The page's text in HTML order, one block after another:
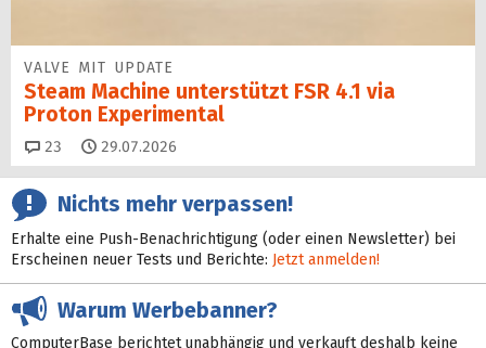
VALVE MIT UPDATE
Steam Machine unterstützt FSR 4.1 via
Proton Experimental
23 Kommentare
29.07.2026
Nichts mehr verpassen!
Erhalte eine Push-Benachrichtigung (oder einen Newsletter) bei
Erscheinen neuer Tests und Berichte: Jetzt anmelden!
Warum Werbebanner?
ComputerBase berichtet unabhängig und verkauft deshalb keine